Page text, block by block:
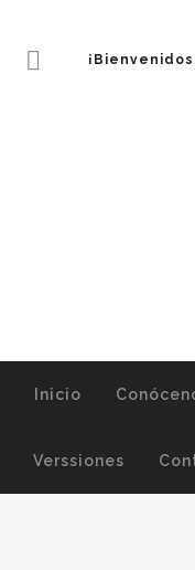
Inicio
Verssiones